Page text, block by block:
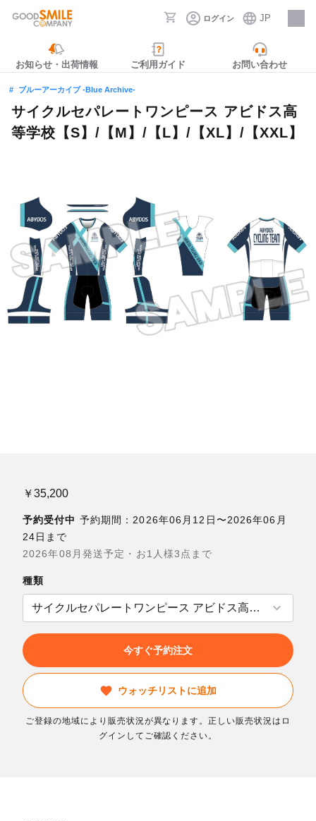
ログイン JP
採用情報
お知らせ・出荷情報 ご利用ガイド お問い合わせ
ブルーアーカイブ -Blue Archive-
サイクルセパレートワンピース アビドス高
等学校【S】/【M】/【L】/【XL】/【XXL】
￥35,200
予約受付中 予約期間：2026年06月12日〜2026年06月
24日まで
2026年08月発送予定・お1人様3点まで
種類
今すぐ予約注文
ウォッチリストに追加
ご登録の地域により販売状況が異なります。正しい販売状況はロ
グインしてご確認ください。